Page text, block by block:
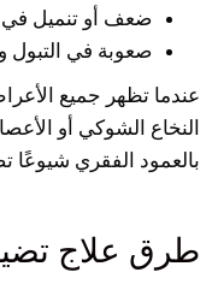
ضعف أو تنميل في
صعوبة في التبول
عندما تظهر جميع
النخاع الشوكي أو
بالعمود الفقري شيوعًا
طرق علاج